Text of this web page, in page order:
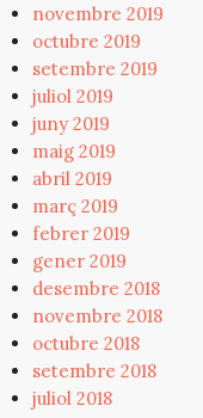
novembre 2019
octubre 2019
setembre 2019
juliol 2019
juny 2019
maig 2019
abril 2019
març 2019
febrer 2019
gener 2019
desembre 2018
novembre 2018
octubre 2018
setembre 2018
juliol 2018